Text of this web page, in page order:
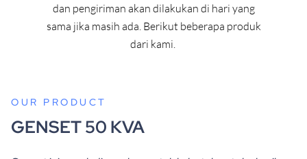
dan pengiriman akan dilakukan di hari yang
sama jika masih ada. Berikut beberapa produk
dari kami.
OUR PRODUCT
GENSET 50 KVA